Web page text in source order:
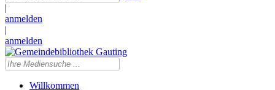
|
anmelden
|
anmelden
Willkommen